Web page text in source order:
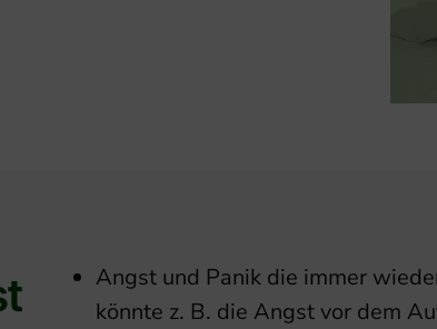
Angst und Panik die immer
könnte z. B. die Angst vor dem